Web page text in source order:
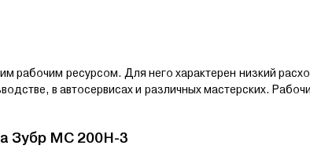
рабочим ресурсом. Для него характерен низкий
в автосервисах и различных мастерских.
Зубр MС 200Н-3